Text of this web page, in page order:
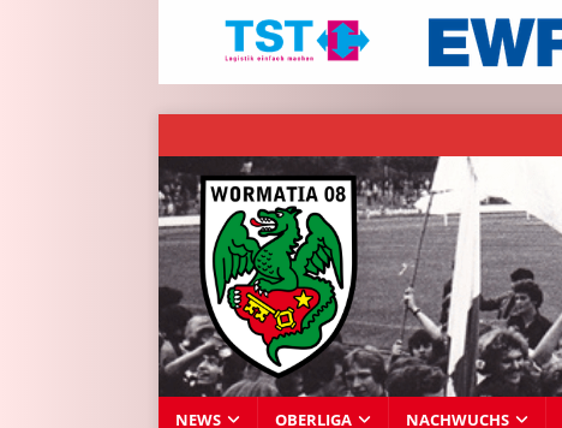
NEWS OBERLIGA NACHWUCHS